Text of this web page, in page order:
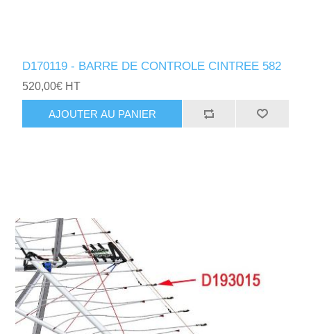
D170119 - BARRE DE CONTROLE CINTREE 582
520,00€ HT
AJOUTER AU PANIER